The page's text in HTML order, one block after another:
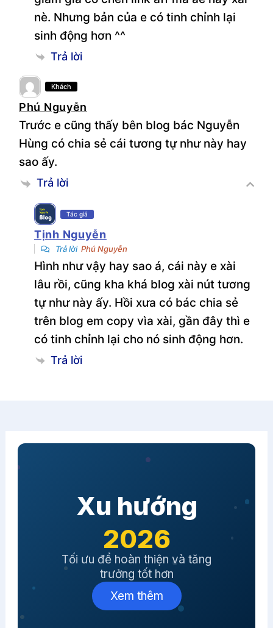
nè. Nhưng bản của e có tinh chỉnh lại
sinh động hơn ^^
Trả lời
Khách
Phú Nguyễn
Trước e cũng thấy bên blog bác Nguyễn
Hùng có chia sẻ cái tương tự như này hay
sao ấy.
Trả lời
Tác giả
Tịnh Nguyễn
Trả lời Phú Nguyễn
Hình như vậy hay sao á, cái này e xài
lâu rồi, cũng kha khá blog xài nút tương
tự như này ấy. Hồi xưa có bác chia sẻ
trên blog em copy vìa xài, gần đây thì e
có tinh chỉnh lại cho nó sinh động hơn.
Trả lời
Xu hướng
2026
Tối ưu để hoàn thiện và tăng
trưởng tốt hơn
Xem thêm